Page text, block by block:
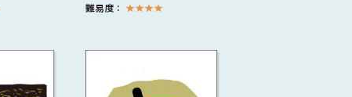
難易度： ★★★★